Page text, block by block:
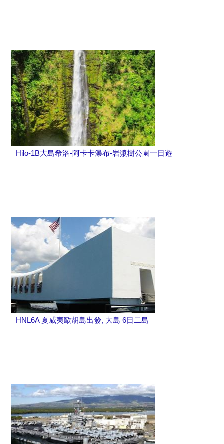
Hilo-1B大島希洛-阿卡卡瀑布-岩漿樹公園一日遊
HNL6A 夏威夷歐胡島出發, 大島 6日二島